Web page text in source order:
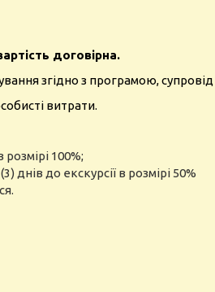
договірна.
згідно з програмою,
витрати.
100%;
до екскурсії в розмірі 50%